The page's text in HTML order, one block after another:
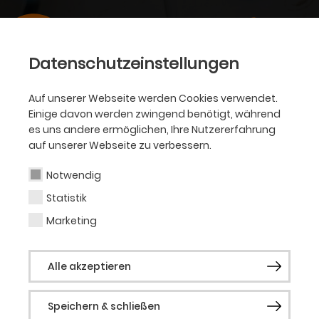
Datenschutzeinstellungen
Auf unserer Webseite werden Cookies verwendet.
Einige davon werden zwingend benötigt, während
es uns andere ermöglichen, Ihre Nutzererfahrung
auf unserer Webseite zu verbessern.
Notwendig
Statistik
Marketing
Alle akzeptieren
Speichern & schließen